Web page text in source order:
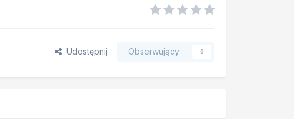
Udostępnij Obserwujący 0